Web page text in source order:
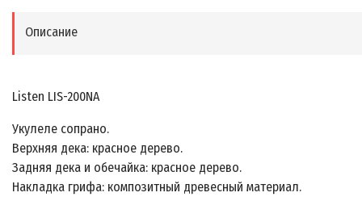
Описание
Listen LIS-200NA
Укулеле сопрано.
Верхняя дека: красное дерево.
Задняя дека и обечайка: красное дерево.
Накладка грифа: композитный древесный материал.